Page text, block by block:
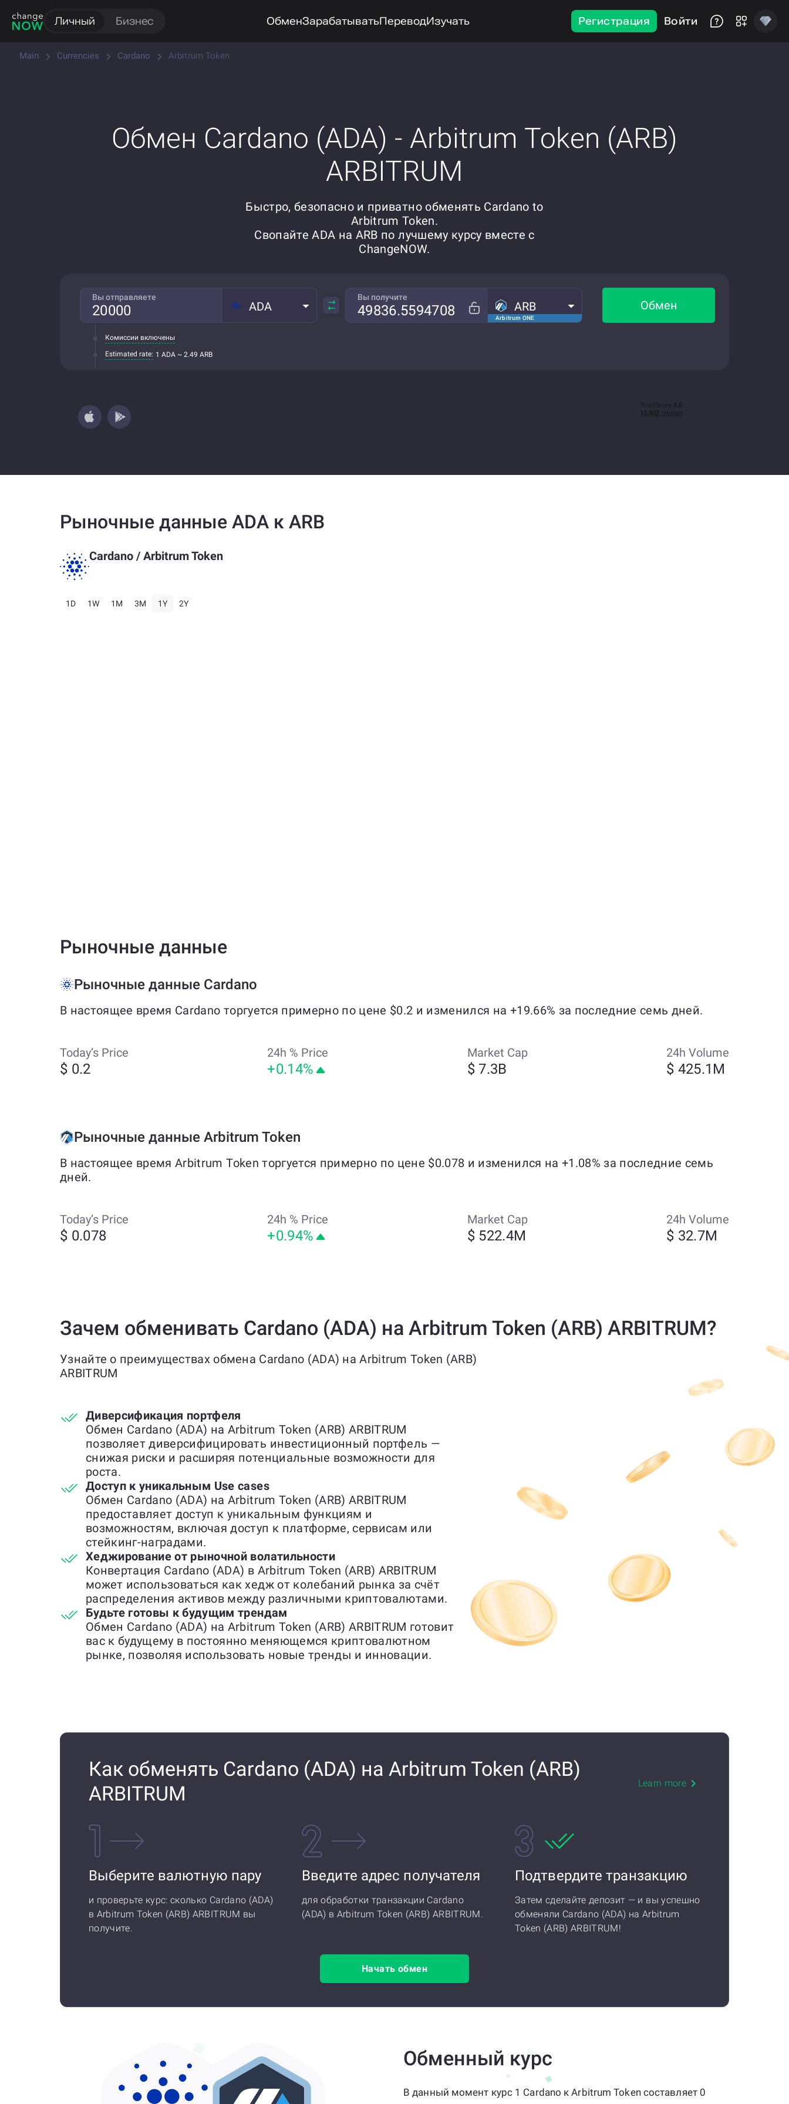
Личный Бизнес ОбменЗарабатыватьПереводИзучать Регистрация Войти
Main Currencies Cardano Arbitrum Token
Обмен Cardano (ADA) - Arbitrum Token (ARB)
ARBITRUM
Быстро, безопасно и приватно обменять Cardano to
Arbitrum Token.
Свопайте ADA на ARB по лучшему курсу вместе с
ChangeNOW.
Вы отправляете
ADA
Комиссии включены
Estimated rate: 1 ADA ~ 2.49 ARB
Вы получите
Arbitrum ONE
ARB Обмен
Рыночные данные ADA к ARB
Cardano / Arbitrum Token
1D 1W 1M 3M 1Y 2Y
Рыночные данные
Рыночные данные Cardano
В настоящее время Cardano торгуется примерно по цене $0.2 и изменился на +19.66% за последние семь дней.
Today’s Price
$ 0.2
24h % Price
+0.14%
Market Cap
$ 7.3B
24h Volume
$ 425.1M
Рыночные данные Arbitrum Token
В настоящее время Arbitrum Token торгуется примерно по цене $0.078 и изменился на +1.08% за последние семь
дней.
Today’s Price
$ 0.078
24h % Price
+0.94%
Market Cap
$ 522.4M
24h Volume
$ 32.7M
Зачем обменивать Cardano (ADA) на Arbitrum Token (ARB) ARBITRUM?
Узнайте о преимуществах обмена Cardano (ADA) на Arbitrum Token (ARB)
ARBITRUM
Диверсификация портфеля
Обмен Cardano (ADA) на Arbitrum Token (ARB) ARBITRUM
позволяет диверсифицировать инвестиционный портфель —
снижая риски и расширяя потенциальные возможности для
роста.
Доступ к уникальным Use cases
Обмен Cardano (ADA) на Arbitrum Token (ARB) ARBITRUM
предоставляет доступ к уникальным функциям и
возможностям, включая доступ к платформе, сервисам или
стейкинг-наградами.
Хеджирование от рыночной волатильности
Конвертация Cardano (ADA) в Arbitrum Token (ARB) ARBITRUM
может использоваться как хедж от колебаний рынка за счёт
распределения активов между различными криптовалютами.
Будьте готовы к будущим трендам
Обмен Cardano (ADA) на Arbitrum Token (ARB) ARBITRUM готовит
вас к будущему в постоянно меняющемся криптовалютном
рынке, позволяя использовать новые тренды и инновации.
Как обменять Cardano (ADA) на Arbitrum Token (ARB)
ARBITRUM
Learn more
Выберите валютную пару
и проверьте курс: сколько Cardano (ADA)
в Arbitrum Token (ARB) ARBITRUM вы
получите.
Введите адрес получателя
для обработки транзакции Cardano
(ADA) в Arbitrum Token (ARB) ARBITRUM.
Подтвердите транзакцию
Затем сделайте депозит — и вы успешно
обменяли Cardano (ADA) на Arbitrum
Token (ARB) ARBITRUM!
Начать обмен
Обменный курс
В данный момент курс 1 Cardano к Arbitrum Token составляет 0